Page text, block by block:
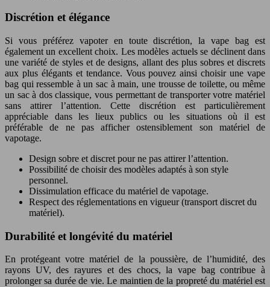
Discrétion et élégance
Si vous préférez vapoter en toute discrétion, la vape bag est
également un excellent choix. Les modèles actuels se déclinent dans
une variété de styles et de designs, allant des plus sobres et discrets
aux plus élégants et tendance. Vous pouvez ainsi choisir une vape
bag qui ressemble à un sac à main, une trousse de toilette, ou même
un sac à dos classique, vous permettant de transporter votre matériel
sans attirer l’attention. Cette discrétion est particulièrement
appréciable dans les lieux publics ou les situations où il est
préférable de ne pas afficher ostensiblement son matériel de
vapotage.
Design sobre et discret pour ne pas attirer l’attention.
Possibilité de choisir des modèles adaptés à son style
personnel.
Dissimulation efficace du matériel de vapotage.
Respect des réglementations en vigueur (transport discret du
matériel).
Durabilité et longévité du matériel
En protégeant votre matériel de la poussière, de l’humidité, des
rayons UV, des rayures et des chocs, la vape bag contribue à
prolonger sa durée de vie. Le maintien de la propreté du matériel est